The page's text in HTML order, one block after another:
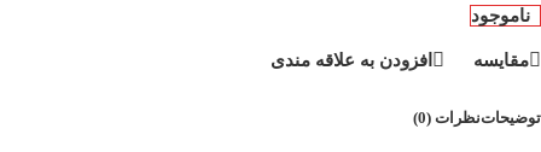
ناموجود
مقایسه افزودن به علاقه مندی
توضیحاتنظرات (0)